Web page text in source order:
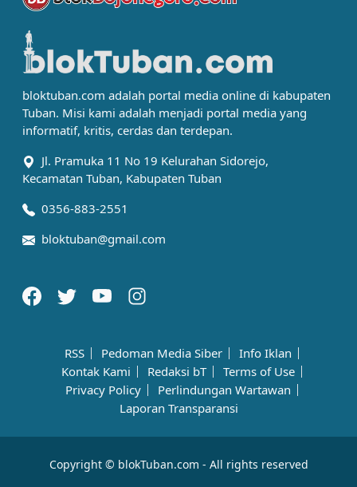
bloktuban.com adalah portal media online di kabupaten
Tuban. Misi kami adalah menjadi portal media yang
informatif, kritis, cerdas dan terdepan.
Jl. Pramuka 11 No 19 Kelurahan Sidorejo,
Kecamatan Tuban, Kabupaten Tuban
0356-883-2551
bloktuban@gmail.com
RSS Pedoman Media Siber
Info Iklan
Kontak Kami
Redaksi bT
Terms of Use
Privacy Policy
Perlindungan Wartawan
Laporan Transparansi
Copyright © blokTuban.com - All rights reserved